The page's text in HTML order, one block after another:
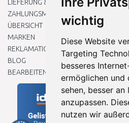
wichtig
Diese Website
Targeting
besseres
ermöglichen und
sehen, besser an
anzupassen.
nutzen wir
LIEFERUNG & ZAHLUNG
ZAHLUNGSMETHODEN
ÜBERSICHT
MARKEN
REKLAMATIONEN UND RETOUREN
BLOG
BEARBEITEN SIE MEINE COOKIE-